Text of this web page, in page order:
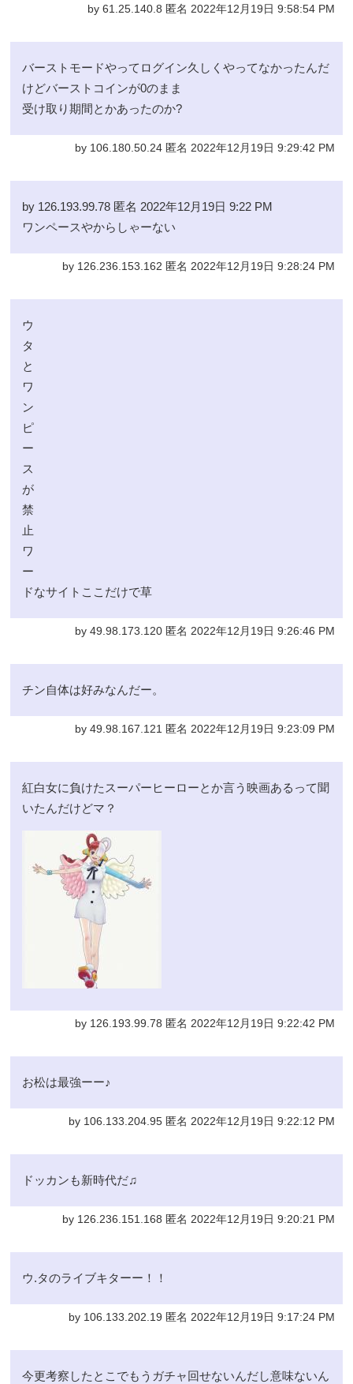
by 61.25.140.8 匿名 2022年12月19日 9:58:54 PM
バーストモードやってログイン久しくやってなかったんだ
けどバーストコインが0のまま
受け取り期間とかあったのか?
by 106.180.50.24 匿名 2022年12月19日 9:29:42 PM
by 126.193.99.78 匿名 2022年12月19日 9:22 PM
ワンペースやからしゃーない
by 126.236.153.162 匿名 2022年12月19日 9:28:24 PM
ウ
タ
と
ワ
ン
ピ
ー
ス
が
禁
止
ワ
ー
ドなサイトここだけで草
by 49.98.173.120 匿名 2022年12月19日 9:26:46 PM
チン自体は好みなんだー。
by 49.98.167.121 匿名 2022年12月19日 9:23:09 PM
紅白女に負けたスーパーヒーローとか言う映画あるって聞
いたんだけどマ？
by 126.193.99.78 匿名 2022年12月19日 9:22:42 PM
お松は最強ーー♪
by 106.133.204.95 匿名 2022年12月19日 9:22:12 PM
ドッカンも新時代だ♫
by 126.236.151.168 匿名 2022年12月19日 9:20:21 PM
ウ.タのライブキターー！！
by 106.133.202.19 匿名 2022年12月19日 9:17:24 PM
今更考察したとこでもうガチャ回せないんだし意味ないん